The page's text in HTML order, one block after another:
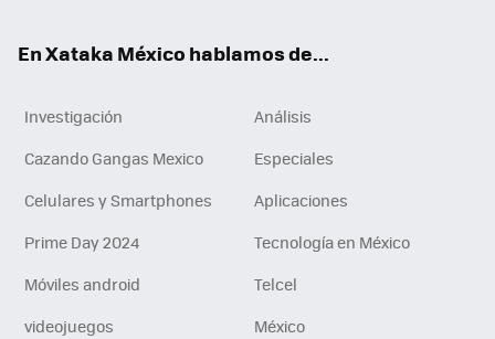
En Xataka México hablamos de...
Investigación
Análisis
Cazando Gangas Mexico
Especiales
Celulares y Smartphones
Aplicaciones
Prime Day 2024
Tecnología en México
Móviles android
Telcel
videojuegos
México